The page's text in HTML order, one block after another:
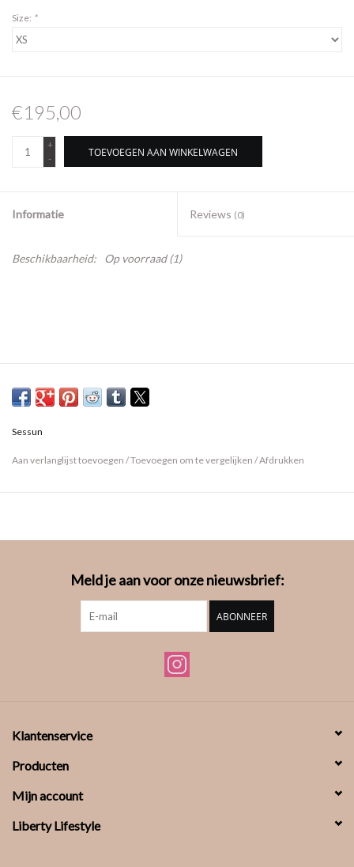
Size: *
€195,00
+
-
TOEVOEGEN AAN WINKELWAGEN
Informatie Reviews (0)
Beschikbaarheid: Op voorraad(1)
Sessun
Aan verlanglijst toevoegen /Toevoegen om te vergelijken /Afdrukken
Meld je aan voor onze nieuwsbrief:
ABONNEER
Klantenservice
Producten
Mijn account
Liberty Lifestyle